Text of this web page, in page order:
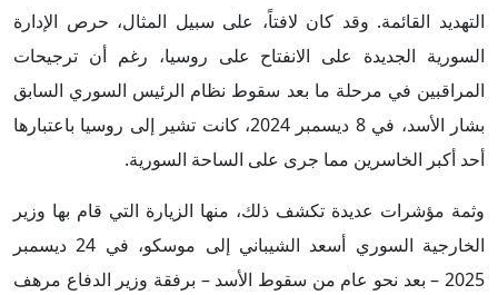
التهديد القائمة. وقد كان لافتاً، على سبيل المثال، حرص الإدارة
السورية الجديدة على الانفتاح على روسيا، رغم أن ترجيحات
المراقبين في مرحلة ما بعد سقوط نظام الرئيس السوري السابق
بشار الأسد، في 8 ديسمبر 2024، كانت تشير إلى روسيا باعتبارها
أحد أكبر الخاسرين مما جرى على الساحة السورية.
وثمة مؤشرات عديدة تكشف ذلك، منها الزيارة التي قام بها وزير
الخارجية السوري أسعد الشيباني إلى موسكو، في 24 ديسمبر
2025 – بعد نحو عام من سقوط الأسد – برفقة وزير الدفاع مرهف